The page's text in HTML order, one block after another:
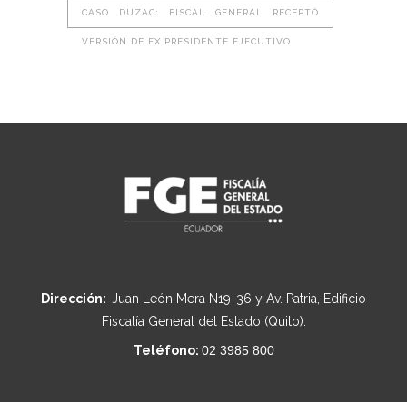
CASO DUZAC: FISCAL GENERAL RECEPTÓ
VERSIÓN DE EX PRESIDENTE EJECUTIVO
Dirección: Juan León Mera N19-36 y Av. Patria, Edificio
Fiscalía General del Estado (Quito).
Teléfono: 02 3985 800